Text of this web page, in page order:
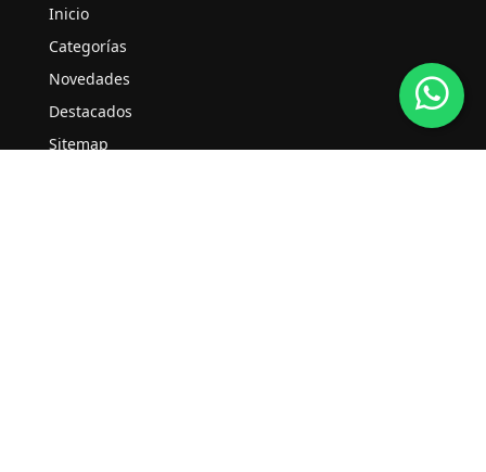
Inicio
Categorías
Novedades
Destacados
Sitemap